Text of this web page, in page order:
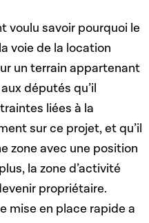
voulu savoir pourquoi le
voie de la location
un terrain appartenant
députés qu’il
liées à la
sur ce projet, et qu’il
zone avec une position
la zone d’activité
propriétaire.
mise en place rapide a